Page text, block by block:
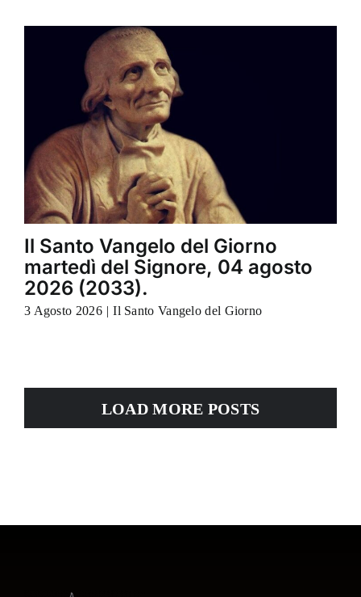
Il Santo Vangelo del Giorno
martedì del Signore, 04 agosto
2026 (2033).
3 Agosto 2026 | Il Santo Vangelo del Giorno
LOAD MORE POSTS